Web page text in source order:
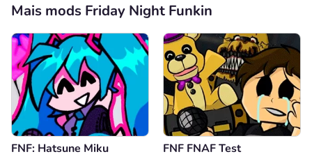
Mais mods Friday Night Funkin
FNF: Hatsune Miku FNF FNAF Test